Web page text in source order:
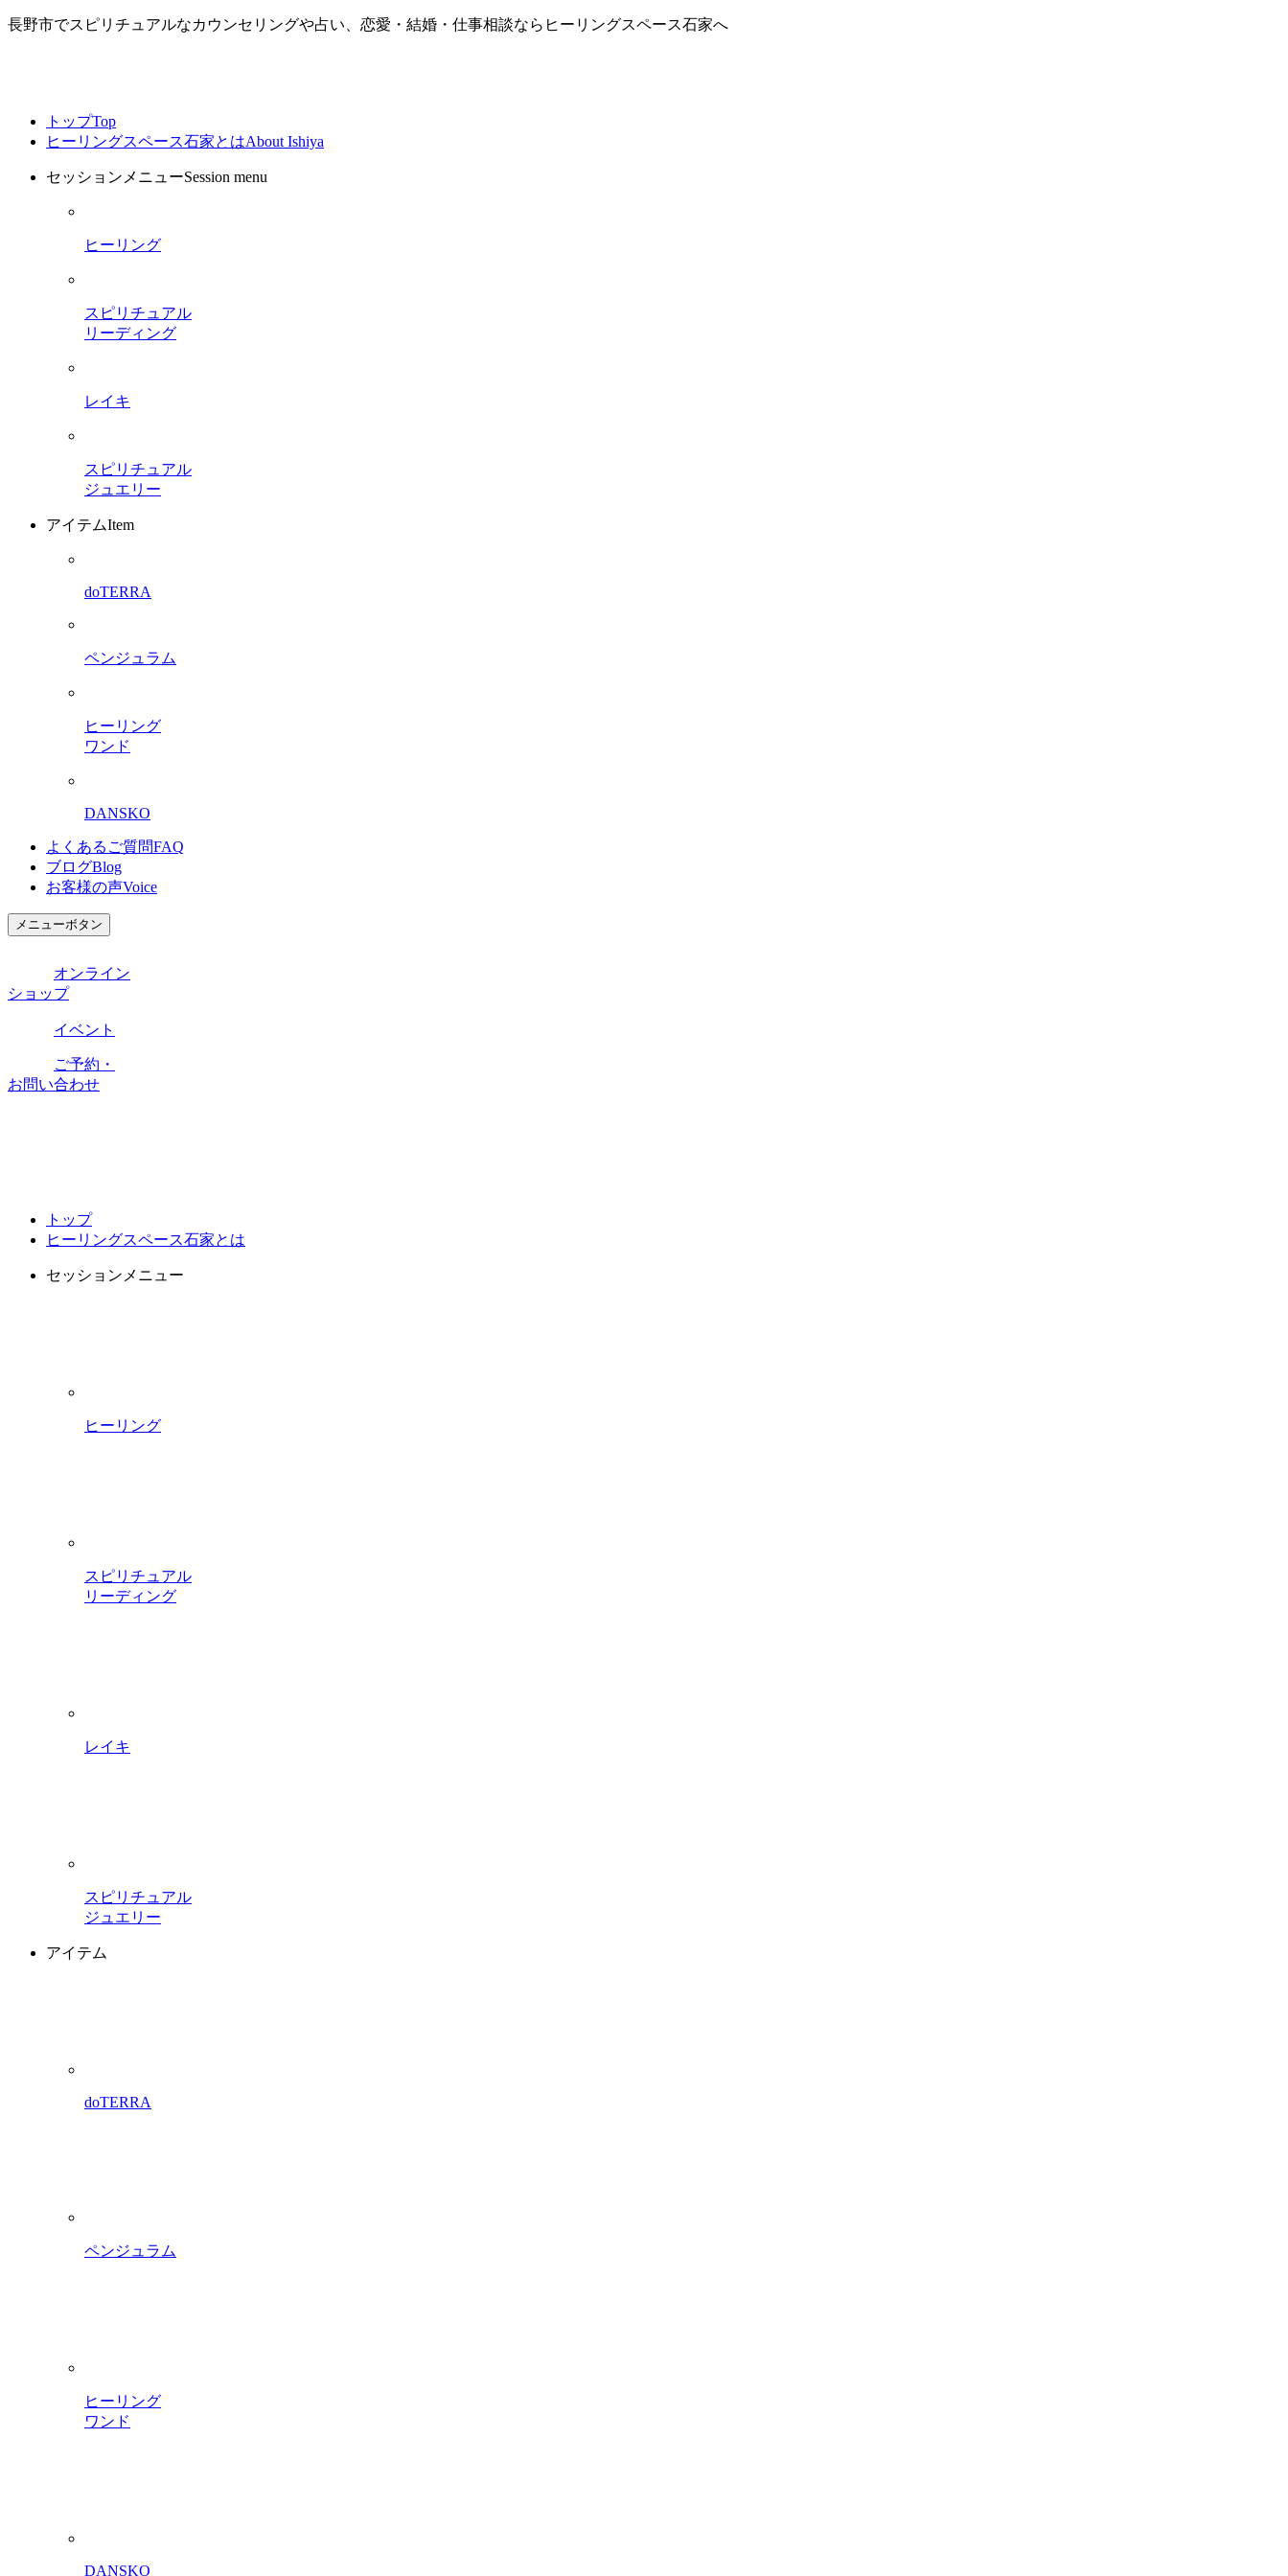
長野市でスピリチュアルなカウンセリングや占い、恋愛・結婚・仕事相談ならヒーリングスペース石家へ
トップTop
ヒーリングスペース石家とはAbout Ishiya
セッションメニューSession menu
ヒーリング
スピリチュアル
リーディング
レイキ
スピリチュアル
ジュエリー
アイテムItem
doTERRA
ペンジュラム
ヒーリング
ワンド
DANSKO
よくあるご質問FAQ
ブログBlog
お客様の声Voice
メニューボタン
オンライン
ショップ
イベント
ご予約・
お問い合わせ
トップ
ヒーリングスペース石家とは
セッションメニュー
ヒーリング
スピリチュアル
リーディング
レイキ
スピリチュアル
ジュエリー
アイテム
doTERRA
ペンジュラム
ヒーリング
ワンド
DANSKO